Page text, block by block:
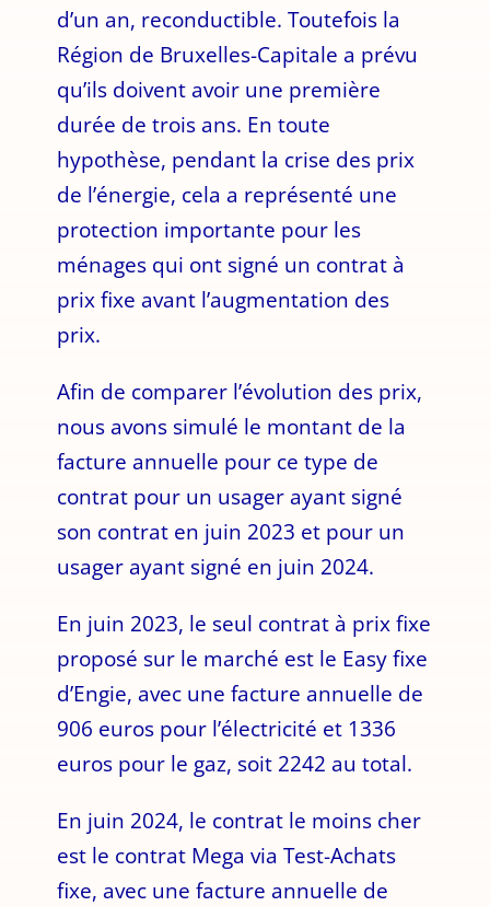
d’un an, reconductible. Toutefois la
Région de Bruxelles-Capitale a prévu
qu’ils doivent avoir une première
durée de trois ans. En toute
hypothèse, pendant la crise des prix
de l’énergie, cela a représenté une
protection importante pour les
ménages qui ont signé un contrat à
prix fixe avant l’augmentation des
prix.
Afin de comparer l’évolution des prix,
nous avons simulé le montant de la
facture annuelle pour ce type de
contrat pour un usager ayant signé
son contrat en juin 2023 et pour un
usager ayant signé en juin 2024.
En juin 2023, le seul contrat à prix fixe
proposé sur le marché est le Easy fixe
d’Engie, avec une facture annuelle de
906 euros pour l’électricité et 1336
euros pour le gaz, soit 2242 au total.
En juin 2024, le contrat le moins cher
est le contrat Mega via Test-Achats
fixe, avec une facture annuelle de